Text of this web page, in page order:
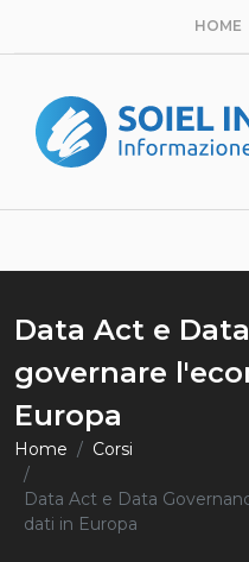
HOME
Data Act e
governare
Europa
Home Corsi
Data Act e Data
dati in Europa